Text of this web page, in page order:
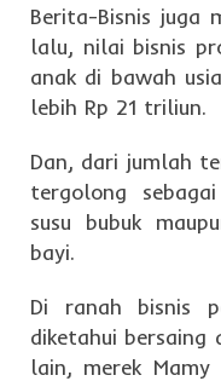
Berita-Bisnis juga
lalu, nilai bisnis
anak di bawah
lebih Rp 21 triliun.
Dan, dari jumlah
tergolong
susu bubuk
bayi.
Di ranah bisnis
diketahui bersaing
lain, merek Mamy